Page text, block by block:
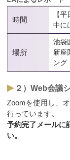
時間
【
中に
場所
池袋
新座
ング
２）Web会議
Zoomを使用し、
行っています。
予約完了メールに
い。